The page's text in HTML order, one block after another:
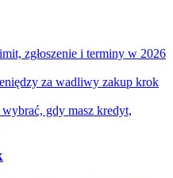
zgłoszenie i terminy w 2026
za wadliwy zakup krok
gdy masz kredyt,